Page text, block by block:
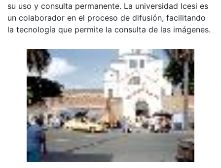
su uso y consulta permanente. La universidad Icesi es
un colaborador en el proceso de difusión, facilitando
la tecnología que permite la consulta de las imágenes.